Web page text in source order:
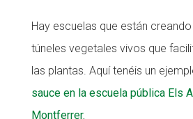
Hay escuelas que están
túneles vegetales vivos que
las plantas. Aquí tenéis un
sauce en la escuela pública Els
Montferrer.